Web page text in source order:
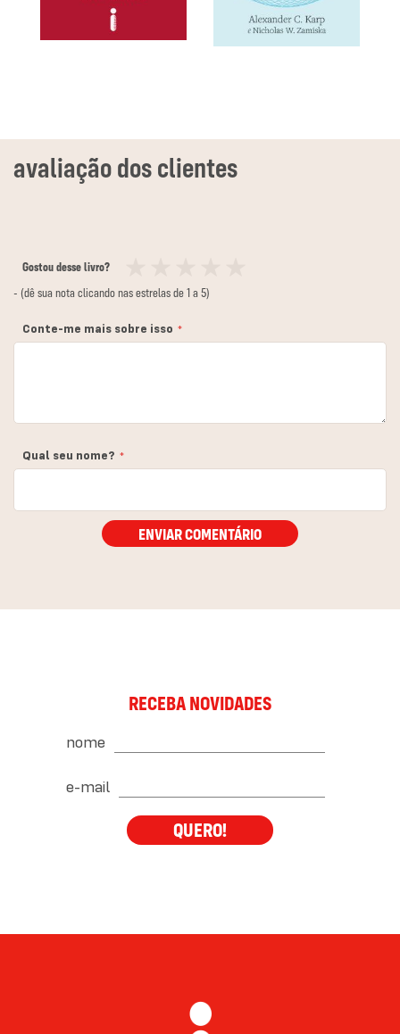
Gostou desse livro?
12
3
4
5
- (dê sua nota clicando nas estrelas de 1 a 5)
Conte-me mais sobre isso
Qual seu nome?
ENVIAR COMENTÁRIO
RECEBA NOVIDADES
nome
e-mail
QUERO!